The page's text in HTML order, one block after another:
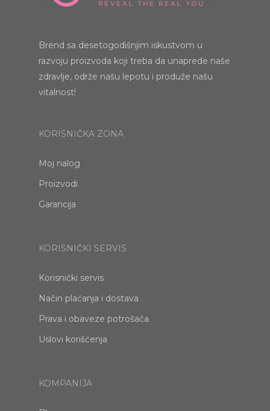
Brend sa desetogodišnjim iskustvom u
razvoju proizvoda koji treba da unaprede naše
zdravlje, održe našu lepotu i produže našu
vitalnost!
KORISNIČKA ZONA
Moj nalog
Proizvodi
Garancija
KORISNIČKI SERVIS
Korisnički servis
Način plaćanja i dostava
Prava i obaveze potrošača
Uslovi korišćenja
KOMPANIJA